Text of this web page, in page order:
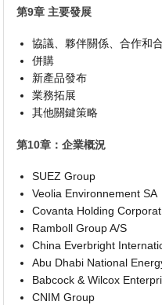
第9章 主要發展
協議、夥伴關係、合作和
併購
新產品發布
業務拓展
其他關鍵策略
第10章：企業概況
SUEZ Group
Veolia Environnement SA
Covanta Holding
Ramboll Group A/S
China Everbright
Abu Dhabi National
Babcock & Wilcox
CNIM Group